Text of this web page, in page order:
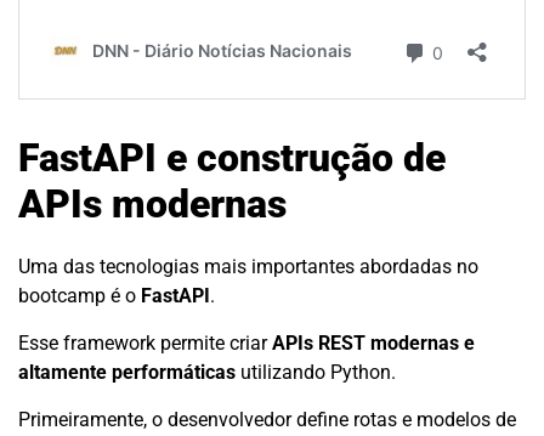
FastAPI e construção de
APIs modernas
Uma das tecnologias mais importantes abordadas no
bootcamp é o FastAPI.
Esse framework permite criarAPIs REST modernas e
altamente performáticas utilizando Python.
Primeiramente, o desenvolvedor define rotas e modelos de